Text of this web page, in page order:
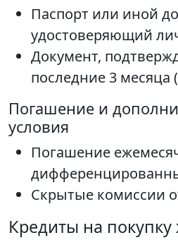
Паспорт или иной
удостоверяющий
Документ,
последние 3 месяца
Погашение и
условия
Погашение
Скрытые комиссии
Кредиты на